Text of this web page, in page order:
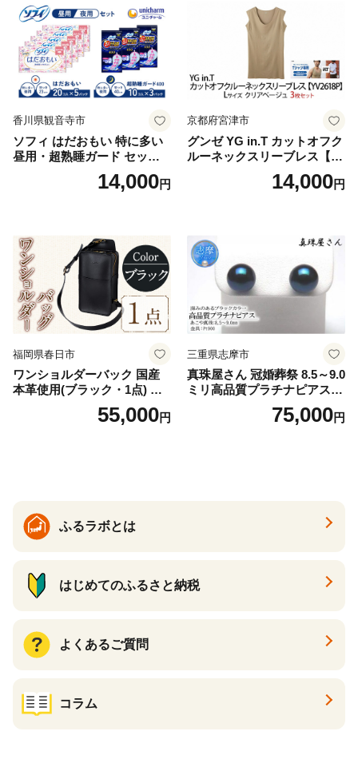
香川県観音寺市
ソフィ はだおもい 特に多い
昼用・超熟睡ガード セット
羽付き ナプキン 生理用品 サ
ニタリー ユニ・チャーム
14,000円
京都府宮津市
グンゼ YG in.T カットオフク
ルーネックスリーブレス【Y
V2618P】Lサイズ クリアベ
ージュ3枚セット [№5716-04
14,000円
福岡県春日市
ワンショルダーバック 国産
本革使用(ブラック・1点) 鞄
バック バッグ カバン レザー
国産 日本製 牛革 黒 革 革製
55,000円
三重県志摩市
真珠屋さん 冠婚葬祭 8.5～9.0
ミリ高品質プラチナピアス P
t900 志摩産アコヤ真珠 ブラ
ックパール 黒真珠75,000円
ふるラボとは
はじめてのふるさと納税
よくあるご質問
コラム